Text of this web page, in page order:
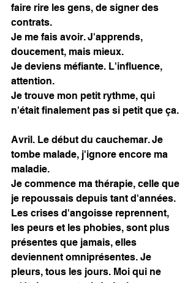
faire rire les gens, de signer des
contrats.
Je me fais avoir. J'apprends,
doucement, mais mieux.
Je deviens méfiante. L'influence,
attention.
Je trouve mon petit rythme, qui
n'était finalement pas si petit que ça.
Avril. Le début du cauchemar. Je
tombe malade, j'ignore encore ma
maladie.
Je commence ma thérapie, celle que
je repoussais depuis tant d'années.
Les crises d'angoisse reprennent,
les peurs et les phobies, sont plus
présentes que jamais, elles
deviennent omniprésentes. Je
pleurs, tous les jours. Moi qui ne